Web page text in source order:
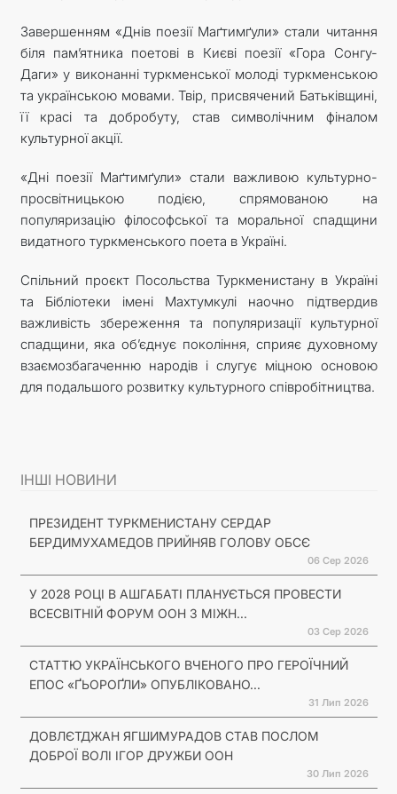
Завершенням «Днів поезії Маґтимґули» стали читання
біля пам’ятника поетові в Києві поезії «Гора Сонгу-
Даги» у виконанні туркменської молоді туркменською
та українською мовами. Твір, присвячений Батьківщині,
її красі та добробуту, став символічним фіналом
культурної акції.
«Дні поезії Маґтимґули» стали важливою культурно-
просвітницькою подією, спрямованою на
популяризацію філософської та моральної спадщини
видатного туркменського поета в Україні.
Спільний проєкт Посольства Туркменистану в Україні
та Бібліотеки імені Махтумкулі наочно підтвердив
важливість збереження та популяризації культурної
спадщини, яка об’єднує покоління, сприяє духовному
взаємозбагаченню народів і слугує міцною основою
для подальшого розвитку культурного співробітництва.
ІНШІ НОВИНИ
ПРЕЗИДЕНТ ТУРКМЕНИСТАНУ СЕРДАР
БЕРДИМУХАМЕДОВ ПРИЙНЯВ ГОЛОВУ ОБСЄ
06 Сер 2026
У 2028 РОЦІ В АШГАБАТІ ПЛАНУЄТЬСЯ ПРОВЕСТИ
ВСЕСВІТНІЙ ФОРУМ ООН З МІЖН...
03 Сер 2026
СТАТТЮ УКРАЇНСЬКОГО ВЧЕНОГО ПРО ГЕРОЇЧНИЙ
ЕПОС «ҐЬОРОҐЛИ» ОПУБЛІКОВАНО...
31 Лип 2026
ДОВЛЄТДЖАН ЯГШИМУРАДОВ СТАВ ПОСЛОМ
ДОБРОЇ ВОЛІ ІГОР ДРУЖБИ ООН
30 Лип 2026